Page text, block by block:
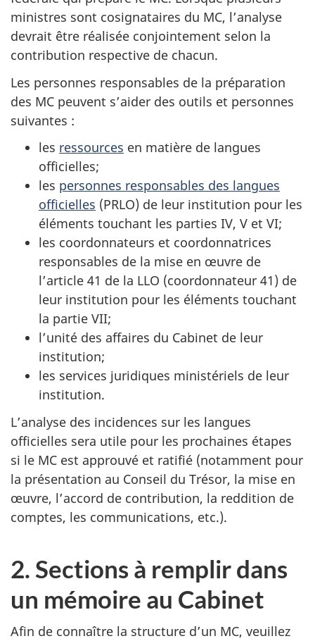
ministres sont cosignataires du MC, l’analyse
devrait être réalisée conjointement selon la
contribution respective de chacun.
Les personnes responsables de la préparation
des MC peuvent s’aider des outils et personnes
suivantes :
les ressources en matière de langues
officielles;
les personnes responsables des langues
officielles (PRLO) de leur institution pour les
éléments touchant les parties IV, V et VI;
les coordonnateurs et coordonnatrices
responsables de la mise en œuvre de
l’article 41 de la LLO (coordonnateur 41) de
leur institution pour les éléments touchant
la partie VII;
l’unité des affaires du Cabinet de leur
institution;
les services juridiques ministériels de leur
institution.
L’analyse des incidences sur les langues
officielles sera utile pour les prochaines étapes
si le MC est approuvé et ratifié (notamment pour
la présentation au Conseil du Trésor, la mise en
œuvre, l’accord de contribution, la reddition de
comptes, les communications, etc.).
2. Sections à remplir dans
un mémoire au Cabinet
Afin de connaître la structure d’un MC, veuillez